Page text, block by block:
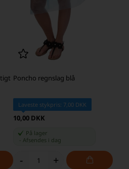
Poncho regnslag blå
Laveste stykpris: 7,00 DKK
10,00 DKK
På lager
Afsendes i dag
- +